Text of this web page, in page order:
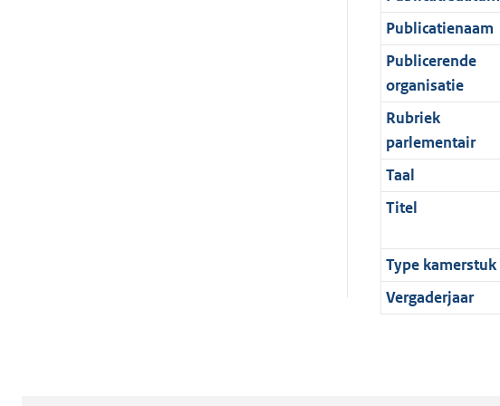
Publicatienaam
Publicerende
organisatie
Rubriek
parlementair
Taal
Titel
Type kamerstuk
Vergaderjaar